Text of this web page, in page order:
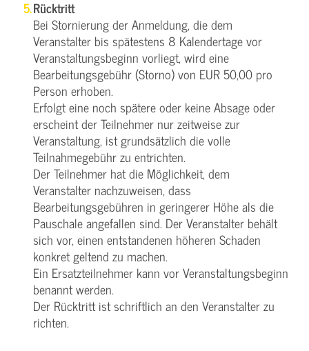
Rücktritt
Bei Stornierung der Anmeldung, die dem
Veranstalter bis spätestens 8 Kalendertage vor
Veranstaltungsbeginn vorliegt, wird eine
Bearbeitungsgebühr (Storno) von EUR 50,00 pro
Person erhoben.
Erfolgt eine noch spätere oder keine Absage oder
erscheint der Teilnehmer nur zeitweise zur
Veranstaltung, ist grundsätzlich die volle
Teilnahmegebühr zu entrichten.
Der Teilnehmer hat die Möglichkeit, dem
Veranstalter nachzuweisen, dass
Bearbeitungsgebühren in geringerer Höhe als die
Pauschale angefallen sind. Der Veranstalter behält
sich vor, einen entstandenen höheren Schaden
konkret geltend zu machen.
Ein Ersatzteilnehmer kann vor Veranstaltungsbeginn
benannt werden.
Der Rücktritt ist schriftlich an den Veranstalter zu
richten.